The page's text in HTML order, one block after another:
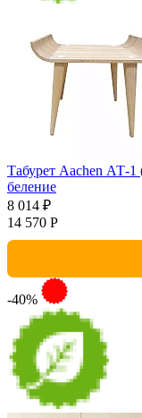
Табурет Aachen АТ-1
беление
8 014 ₽
14 570 Р
-40%